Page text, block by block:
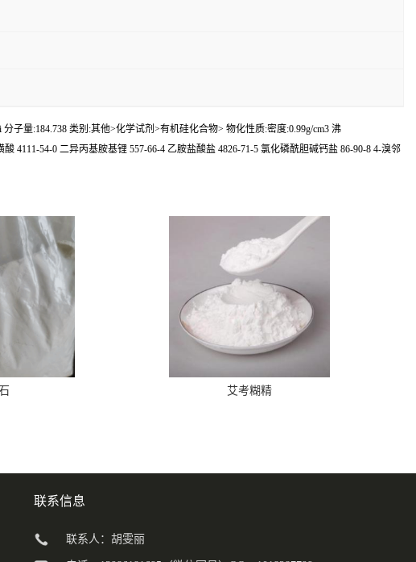
子量:184.738 类别:其他>化学试剂>有机硅化合物> 物化性质:密度:0.99g/cm3 沸
4111-54-0 二异丙基胺基锂 557-66-4 乙胺盐酸盐 4826-71-5 氯化磷酰胆碱钙盐 86-90-8 4-溴邻
艾考糊精
联系信息
联系人：胡雯丽